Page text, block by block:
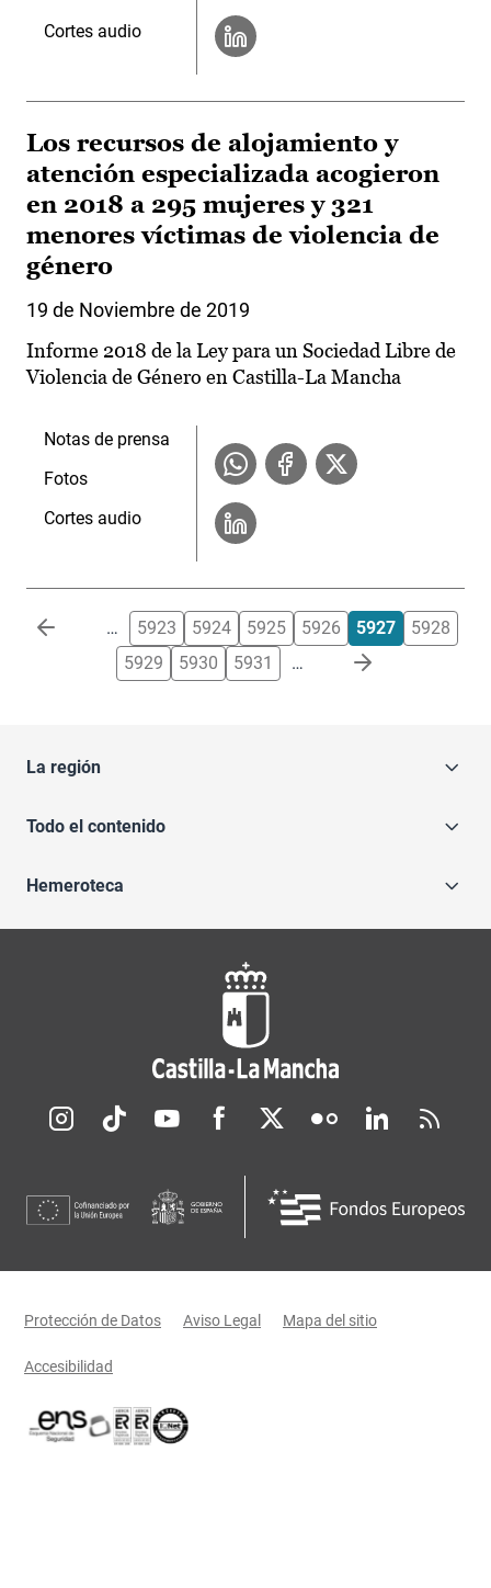
Cortes audio
Los recursos de alojamiento y
atención especializada acogieron
en 2018 a 295 mujeres y 321
menores víctimas de violencia de
género
19 de Noviembre de 2019
Informe 2018 de la Ley para un Sociedad Libre de
Violencia de Género en Castilla-La Mancha
Notas de prensa
Fotos
Cortes audio
Paginación … 5923 5924 5925 5926 5927
5928
5929
5930 5931 …
La región
Todo el contenido
Hemeroteca
Redes sociales JCCM
Menú legal
Protección de Datos Aviso Legal Mapa del sitio
Accesibilidad